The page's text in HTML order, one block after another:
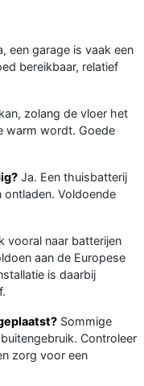
een garage is vaak een
bereikbaar, relatief
zolang de vloer het
warm wordt. Goede
Ja. Een thuisbatterij
Voldoende
vooral naar batterijen
aan de Europese
is daarbij
Sommige
Controleer
zorg voor een